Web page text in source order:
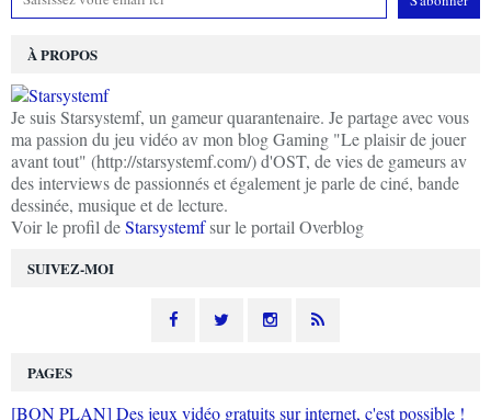
SUIVEZ-MOI
À PROPOS
Je suis Starsystemf, un gameur quarantenaire. Je partage avec vous
ma passion du jeu vidéo av mon blog Gaming "Le plaisir de jouer
avant tout" (http://starsystemf.com/) d'OST, de vies de gameurs av
des interviews de passionnés et également je parle de ciné, bande
dessinée, musique et de lecture.
Voir le profil deStarsystemfsur le portail Overblog
PAGES
[BON PLAN] Des jeux vidéo gratuits sur internet, c'est possible !